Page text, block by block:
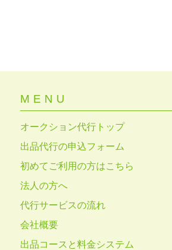
MENU
オークション代行トップ
出品代行の申込フォーム
初めてご利用の方はこちら
法人の方へ
代行サービスの流れ
会社概要
出品コースと料金システム